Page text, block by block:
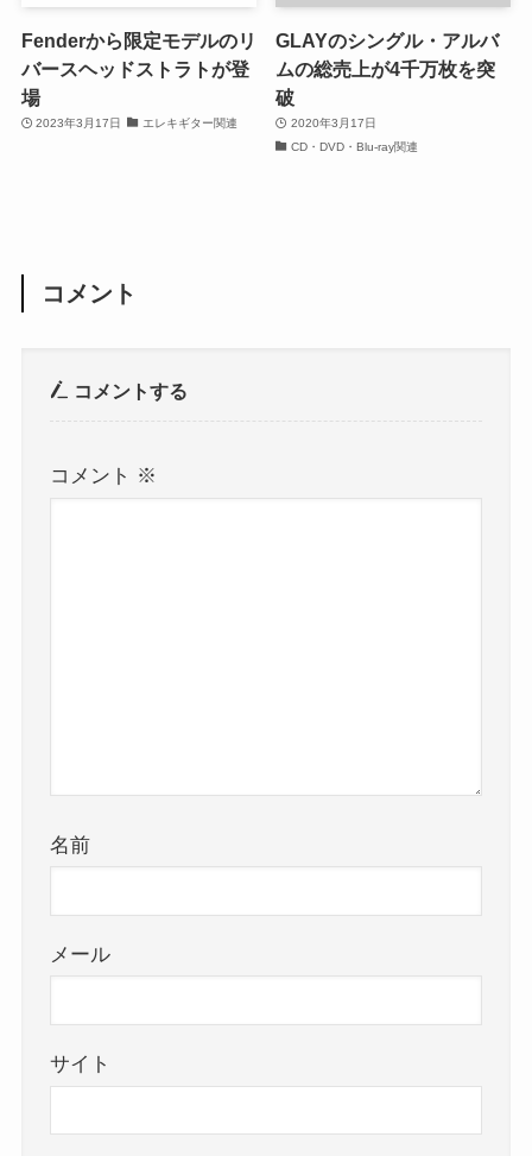
Fenderから限定モデルのリ
バースヘッドストラトが登
場
2023年3月17日 エレキギター関連
GLAYのシングル・アルバ
ムの総売上が4千万枚を突
破
2020年3月17日
CD・DVD・Blu-ray関連
コメント
コメントする
コメント ※
名前
メール
サイト